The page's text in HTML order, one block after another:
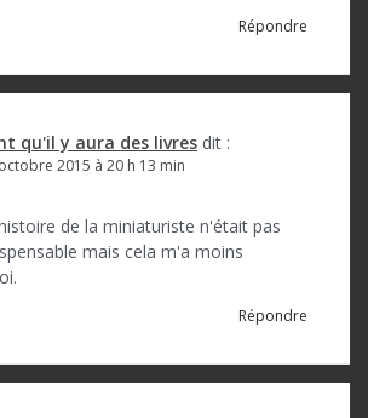
Répondre
qu'il y aura des livres dit :
2015 à 20 h 13 min
de la miniaturiste n'était pas
mais cela m'a moins
Répondre